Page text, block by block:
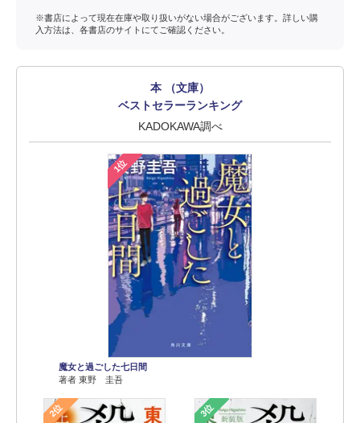
※書店によって現在在庫や取り扱いがない場合がございます。詳しい購
入方法は、各書店のサイトにてご確認ください。
本 （文庫）
ベストセラーランキング
KADOKAWA調べ
1位
魔女と過ごした七日間
著者 東野 圭吾
2位 3位